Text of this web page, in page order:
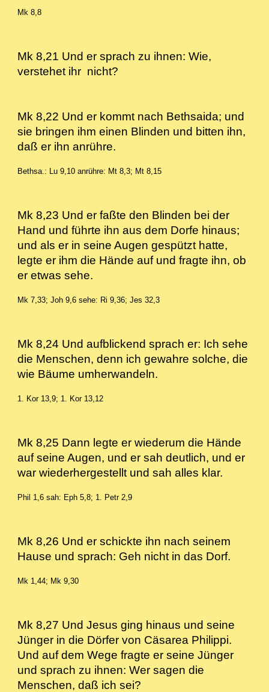
Mk 8,8
Mk 8,21 Und er sprach zu ihnen: Wie,
verstehet ihr nicht?
Mk 8,22 Und er kommt nach Bethsaida; und
sie bringen ihm einen Blinden und bitten ihn,
daß er ihn anrühre.
Bethsa.: Lu 9,10 anrühre: Mt 8,3; Mt 8,15
Mk 8,23 Und er faßte den Blinden bei der
Hand und führte ihn aus dem Dorfe hinaus;
und als er in seine Augen gespützt hatte,
legte er ihm die Hände auf und fragte ihn, ob
er etwas sehe.
Mk 7,33; Joh 9,6 sehe: Ri 9,36; Jes 32,3
Mk 8,24 Und aufblickend sprach er: Ich sehe
die Menschen, denn ich gewahre solche, die
wie Bäume umherwandeln.
1. Kor 13,9; 1. Kor 13,12
Mk 8,25 Dann legte er wiederum die Hände
auf seine Augen, und er sah deutlich, und er
war wiederhergestellt und sah alles klar.
Phil 1,6 sah: Eph 5,8; 1. Petr 2,9
Mk 8,26 Und er schickte ihn nach seinem
Hause und sprach: Geh nicht in das Dorf.
Mk 1,44; Mk 9,30
Mk 8,27 Und Jesus ging hinaus und seine
Jünger in die Dörfer von Cäsarea Philippi.
Und auf dem Wege fragte er seine Jünger
und sprach zu ihnen: Wer sagen die
Menschen, daß ich sei?